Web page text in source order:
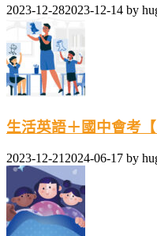
2023-12-282023-12-14 by
生活英語＋國中會考
2023-12-21 2024-06-17 by